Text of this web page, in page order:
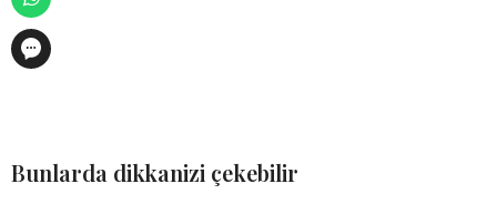
Bunlarda dikkanizi çekebilir